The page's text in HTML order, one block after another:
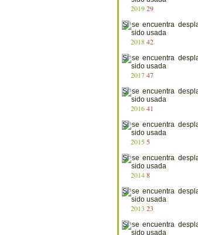
201929
201842
201747
201641
2015 5
20148
2013 23